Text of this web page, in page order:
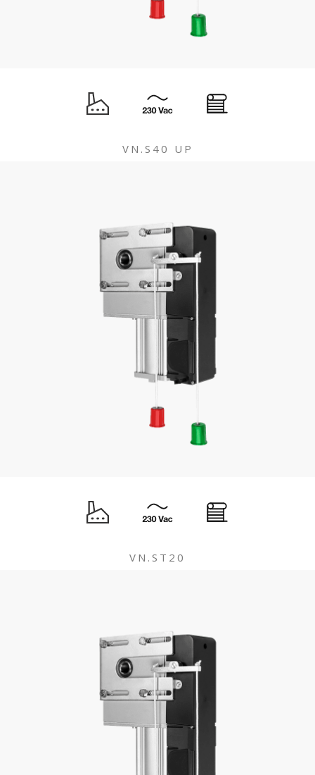
VN.S40 UP
VN.ST20